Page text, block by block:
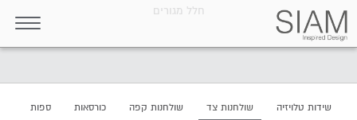
חלל מגורים
ספות כורסאות שולחנות קפה שולחנות צד שידות טלויזיה